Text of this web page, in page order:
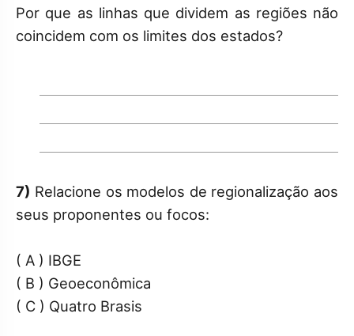
Por que as linhas que dividem as regiões não
coincidem com os limites dos estados?
7) Relacione os modelos de regionalização aos
seus proponentes ou focos:
( A ) IBGE
( B ) Geoeconômica
( C ) Quatro Brasis